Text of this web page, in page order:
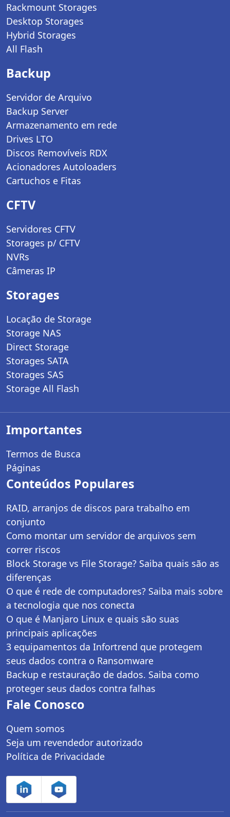
Rackmount Storages
Desktop Storages
Hybrid Storages
All Flash
Backup
Servidor de Arquivo
Backup Server
Armazenamento em rede
Drives LTO
Discos Removíveis RDX
Acionadores Autoloaders
Cartuchos e Fitas
CFTV
Servidores CFTV
Storages p/ CFTV
NVRs
Câmeras IP
Storages
Locação de Storage
Storage NAS
Direct Storage
Storages SATA
Storages SAS
Storage All Flash
Importantes
Termos de Busca
Páginas
Conteúdos Populares
RAID, arranjos de discos para trabalho em
conjunto
Como montar um servidor de arquivos sem
correr riscos
Block Storage vs File Storage? Saiba quais são as
diferenças
O que é rede de computadores? Saiba mais sobre
a tecnologia que nos conecta
O que é Manjaro Linux e quais são suas
principais aplicações
3 equipamentos da Infortrend que protegem
seus dados contra o Ransomware
Backup e restauração de dados. Saiba como
proteger seus dados contra falhas
Fale Conosco
Quem somos
Seja um revendedor autorizado
Política de Privacidade